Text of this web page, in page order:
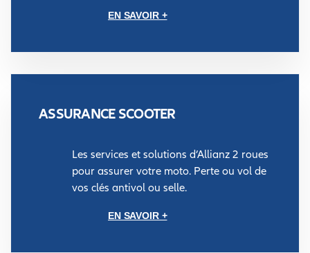
EN SAVOIR +
ASSURANCE SCOOTER
Les services et solutions d’Allianz 2 roues
pour assurer votre moto. Perte ou vol de
vos clés antivol ou selle.
EN SAVOIR +